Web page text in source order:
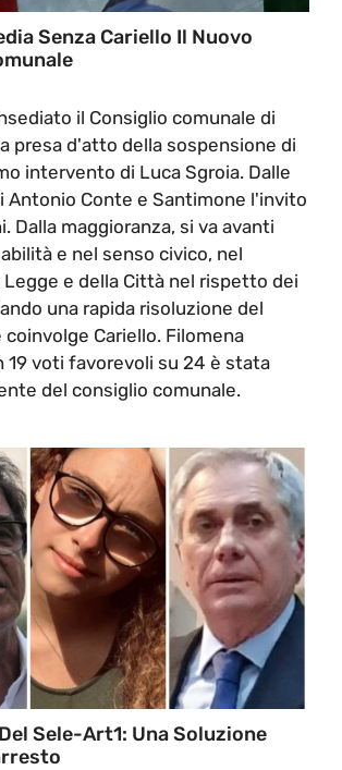
Senza Cariello Il Nuovo
il Consiglio comunale di
presa d'atto della sospensione di
intervento di Luca Sgroia. Dalle
Antonio Conte e Santimone l'invito
Dalla maggioranza, si va avanti
e nel senso civico, nel
e della Città nel rispetto dei
una rapida risoluzione del
Cariello. Filomena
19 voti favorevoli su 24 è stata
del consiglio comunale.
Sele-Art1: Una Soluzione